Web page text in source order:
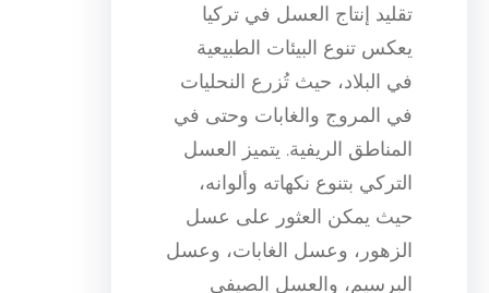
تقليد إنتاج العسل في تركيا
يعكس تنوع البيئات الطبيعية
في البلاد، حيث تُزرع النحليات
في المروج والغابات وحتى في
المناطق الريفية. يتميز العسل
التركي بتنوع نكهاته وألوانه،
حيث يمكن العثور على عسل
الزهور، وعسل الغابات، وعسل
البرسيم، والعسل الصيفي